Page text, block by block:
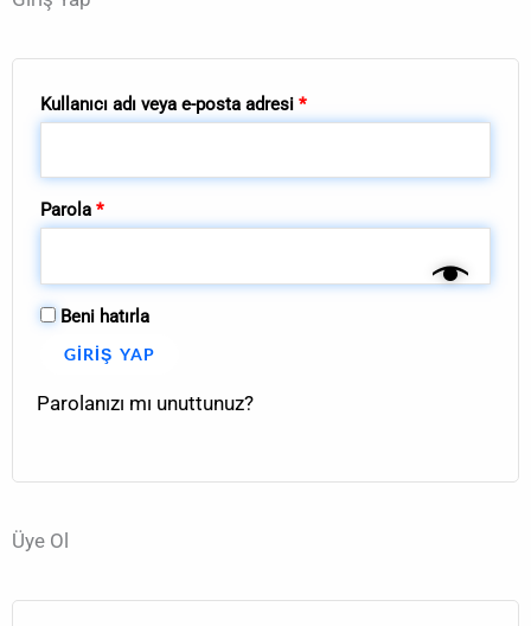
Kullanıcı adı veya e-posta adresi *
Parola *
Beni hatırla
GIRIŞ YAP
Parolanızı mı unuttunuz?
Üye Ol